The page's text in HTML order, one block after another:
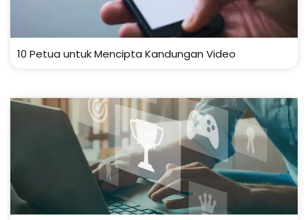
10 Petua untuk Mencipta Kandungan Video